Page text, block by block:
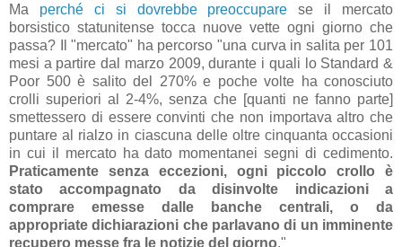
Ma perché ci si dovrebbe preoccupare se il mercato
borsistico statunitense tocca nuove vette ogni giorno che
passa? Il "mercato" ha percorso "una curva in salita per 101
mesi a partire dal marzo 2009, durante i quali lo Standard &
Poor 500 è salito del 270% e poche volte ha conosciuto
crolli superiori al 2-4%, senza che [quanti ne fanno parte]
smettessero di essere convinti che non importava altro che
puntare al rialzo in ciascuna delle oltre cinquanta occasioni
in cui il mercato ha dato momentanei segni di cedimento.
Praticamente senza eccezioni, ogni piccolo crollo è
stato accompagnato da disinvolte indicazioni a
comprare emesse dalle banche centrali, o da
appropriate dichiarazioni che parlavano di un imminente
recupero messe fra le notizie del giorno."